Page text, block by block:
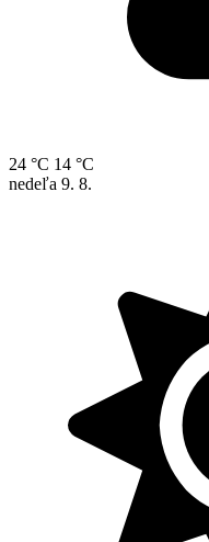
24 °C 14 °C
nedeľa 9. 8.